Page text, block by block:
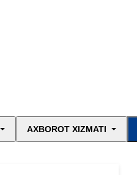
AXBOROT XIZMATI